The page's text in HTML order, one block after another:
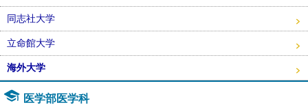
同志社大学
立命館大学
海外大学
医学部医学科